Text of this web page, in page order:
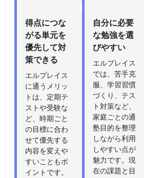
得点につな
がる単元を
優先して対
策できる
エルプレイス
に通うメリッ
トは、定期テ
ストや受験な
ど、時期ごと
の目標に合わ
せて優先する
内容を変えや
すいこともポ
イントです。
自分に必要
な勉強を選
びやすい
エルプレイス
では、苦手克
服、学習習慣
づくり、テス
ト対策など、
家庭ごとの通
塾目的を整理
しながら利用
しやすい点が
魅力です。現
在の課題と目